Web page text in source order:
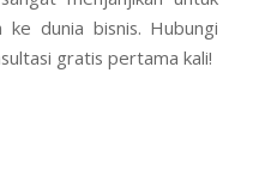
dunia bisnis. Hubungi
gratis pertama kali!